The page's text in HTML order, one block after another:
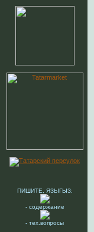
ПИШИТЕ, ЯЗЫГЫЗ:
- содержание
- тех.вопросы